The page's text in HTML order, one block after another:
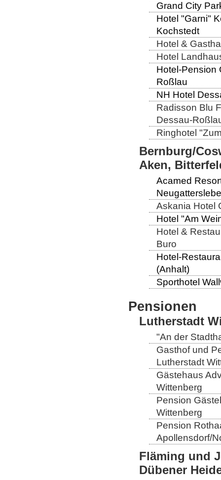
Grand City
Hotel "Garni"
Kochstedt
Hotel &
Hotel
Hotel-Pension
Roßlau
NH Hotel
Radisson Blu
Dessau-
Ringhotel
Bernburg/
Aken,
Acamed
Askania Hotel
Hotel "Am
Hotel &
Buro
Hotel-
(Anhalt)
Sporthotel
Pensionen
Lutherstadt
"An der
Gasthof und
Lutherstadt
Gästehaus
Wittenberg
Pension
Wittenberg
Pension
Apollensdorf/
Fläming und
Dübener